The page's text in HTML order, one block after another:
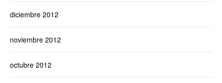
diciembre 2012
noviembre 2012
octubre 2012